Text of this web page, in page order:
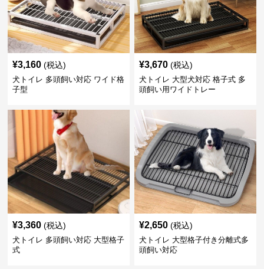
¥3,160 (税込)
犬トイレ 多頭飼い対応 ワイド格
子型
¥3,670 (税込)
犬トイレ 大型犬対応 格子式 多
頭飼い用ワイドトレー
¥3,360 (税込)
犬トイレ 多頭飼い対応 大型格子
式
¥2,650 (税込)
犬トイレ 大型格子付き分離式多
頭飼い対応